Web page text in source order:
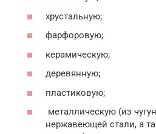
хрустальную;
фарфоровую;
керамическую;
деревянную;
пластиковую;
металлическую (из
нержавеющей стали, а